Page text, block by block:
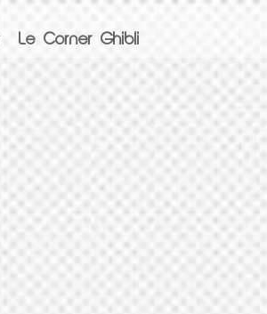
Le Corner Ghibli